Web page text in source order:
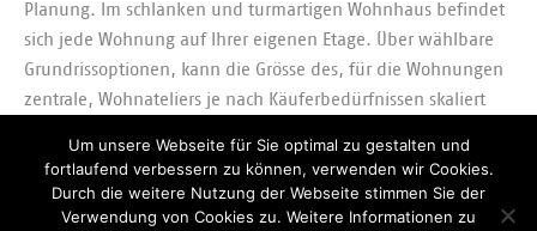
Pla­nung. Im schlan­ken und tur­mar­ti­gen Wohn­haus be­fin­det
sich jede Woh­nung auf Ih­rer ei­ge­nen Eta­ge. Über wähl­ba­re
Grund­riss­op­tio­nen, kann die Grös­se des, für die Woh­nun­gen
zen­tra­le, Woh­nate­liers je nach Käu­fer­be­dürf­nis­sen ska­liert
Möch­ten Sie mehr über das Neu­bau Ate­lier­wohn­haus Ca­lan­
da Blick an der Mas­an­s­er­stras­se er­fah­ren? Alle wei­te­ren In­
Um unsere Webseite für Sie optimal zu gestalten und
fortlaufend verbessern zu können, verwenden wir Cookies.
Durch die weitere Nutzung der Webseite stimmen Sie der
Verwendung von Cookies zu. Weitere Informationen zu